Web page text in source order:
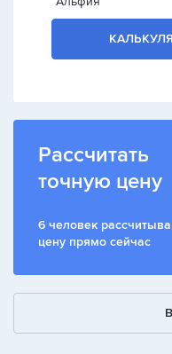
Рассчитать
точную цену
6 человек
цену прямо сейчас